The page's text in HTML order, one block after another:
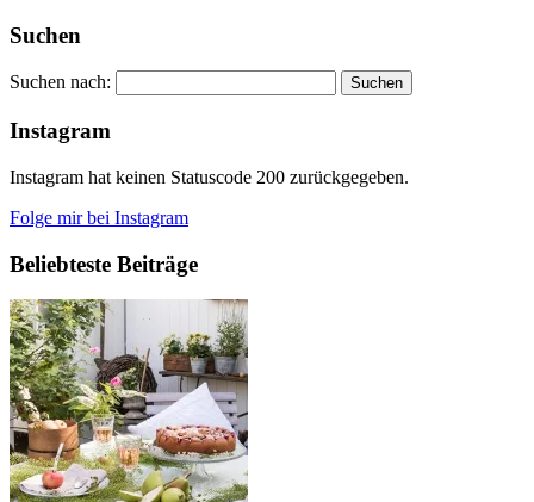
Suchen
Suchen nach:
Instagram
Instagram hat keinen Statuscode 200 zurückgegeben.
Folge mir bei Instagram
Beliebteste Beiträge